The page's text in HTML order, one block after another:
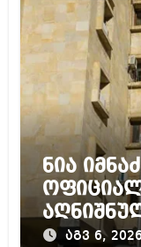
ნია
წლამდე
აგვ 6, 2026